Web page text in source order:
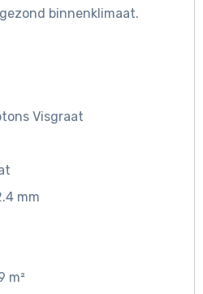
binnenklimaat.
Visgraat
mm
m²